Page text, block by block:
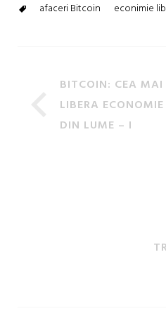
afaceri Bitcoin econimie
BITCOIN: CEA MAI
LIBERA ECONOMIE
DIN LUME – I